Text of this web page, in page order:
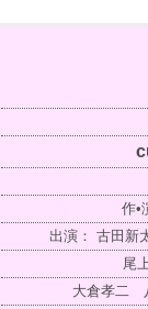
作•
出演： 古田
尾
大倉孝二